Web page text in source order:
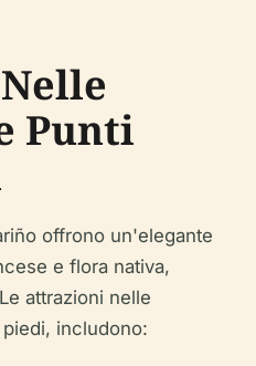
Punti
offrono un'elegante
e flora nativa,
attrazioni nelle
includono: